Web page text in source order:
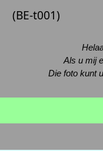
(BE-t001)
Als u mij
Die foto kunt